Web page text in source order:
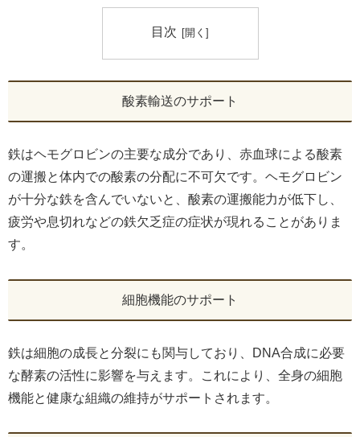
目次
酸素輸送のサポート
鉄はヘモグロビンの主要な成分であり、赤血球による酸素
の運搬と体内での酸素の分配に不可欠です。ヘモグロビン
が十分な鉄を含んでいないと、酸素の運搬能力が低下し、
疲労や息切れなどの鉄欠乏症の症状が現れることがありま
す。
細胞機能のサポート
鉄は細胞の成長と分裂にも関与しており、DNA合成に必要
な酵素の活性に影響を与えます。これにより、全身の細胞
機能と健康な組織の維持がサポートされます。